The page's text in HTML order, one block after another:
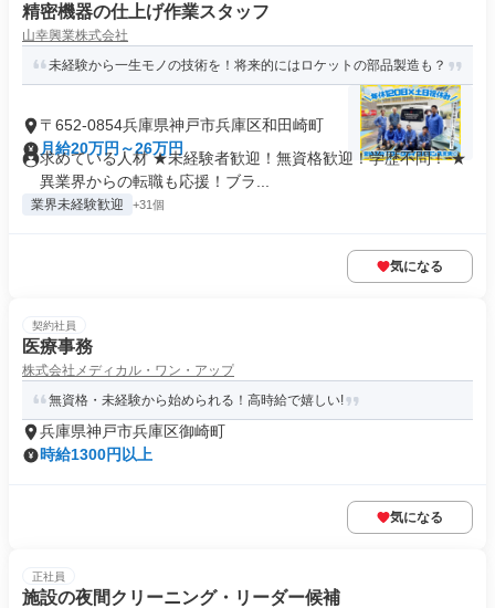
精密機器の仕上げ作業スタッフ
山幸興業株式会社
未経験から一生モノの技術を！将来的にはロケットの部品製造も？
〒652-0854兵庫県神戸市兵庫区和田崎町
月給20万円～26万円
求めている人材 ★未経験者歓迎！無資格歓迎！学歴不問！ ★
異業界からの転職も応援！ブラ...
業界未経験歓迎 +31個
気になる
契約社員
医療事務
株式会社メディカル・ワン・アップ
無資格・未経験から始められる！高時給で嬉しい!
兵庫県神戸市兵庫区御崎町
時給1300円以上
気になる
正社員
施設の夜間クリーニング・リーダー候補